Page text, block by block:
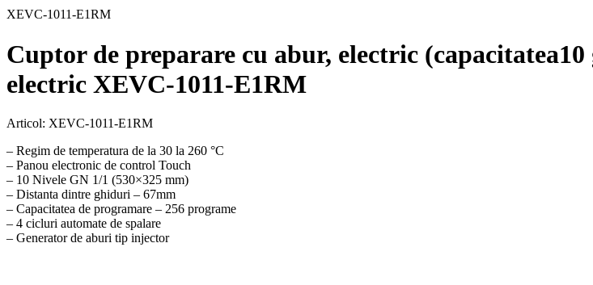
XEVC-1011-E1RM
Cuptor de preparare cu abur, electric
electric XEVC-1011-E1RM
Articol: XEVC-1011-E1RM
– Regim de temperatura de la 30 la 260 °С
– Panou electronic de control Touch
– 10 Nivele GN 1/1 (530×325 mm)
– Distanta dintre ghiduri – 67mm
– Capacitatea de programare – 256 programe
– 4 cicluri automate de spalare
– Generator de aburi tip injector